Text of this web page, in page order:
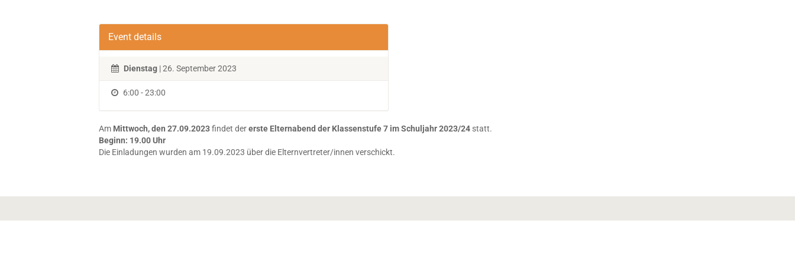
Event details
Dienstag | 26. September 2023
6:00 - 23:00
Am Mittwoch, den 27.09.2023findet dererste Elternabend der Klassenstufe 7 im Schuljahr 2023/24 statt.
Beginn: 19.00 Uhr
Die Einladungen wurden am 19.09.2023 über die Elternvertreter/innen verschickt.